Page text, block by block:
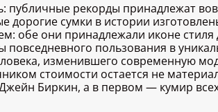
публичные рекорды принадлежат
дорогие сумки в истории
обе они принадлежали иконе
пользования в
изменившего современную
стоимости остается не
Биркин, а в первом — кумир